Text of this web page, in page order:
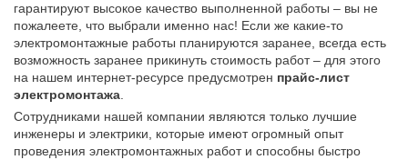
гарантируют высокое качество выполненной работы – вы не
пожалеете, что выбрали именно нас! Если же какие-то
электромонтажные работы планируются заранее, всегда есть
возможность заранее прикинуть стоимость работ – для этого
на нашем интернет-ресурсе предусмотрен прайс-лист
электромонтажа
Сотрудниками нашей компании являются только лучшие
инженеры и электрики, которые имеют огромный опыт
проведения электромонтажных работ и способны быстро